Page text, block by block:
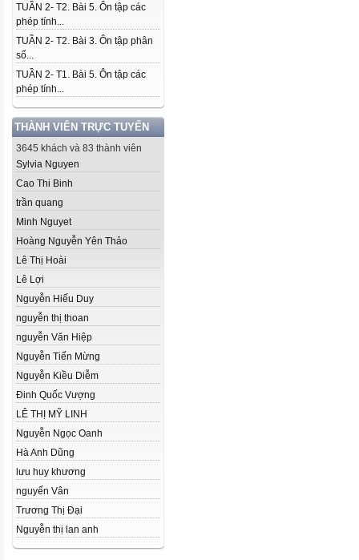
TUẦN 2- T2. Bài 5. Ôn tập các
phép tính...
TUẦN 2- T2. Bài 3. Ôn tập phân
số...
TUẦN 2- T1. Bài 5. Ôn tập các
phép tính...
THÀNH VIÊN TRỰC TUYẾN
3645 khách và 83 thành viên
Sylvia Nguyen
Cao Thi Binh
trần quang
Minh Nguyet
Hoàng Nguyễn Yên Thảo
Lê Thị Hoài
Lê Lợi
Nguyễn Hiếu Duy
nguyễn thị thoan
nguyễn Văn Hiệp
Nguyễn Tiến Mừng
Nguyễn Kiều Diễm
Đinh Quốc Vượng
LÊ THỊ MỸ LINH
Nguyễn Ngọc Oanh
Hà Anh Dũng
lưu huy khương
nguyến Vân
Trương Thị Đại
Nguyễn thị lan anh